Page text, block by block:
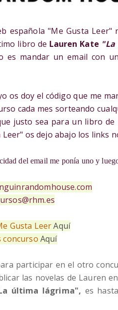
española "Me Gusta Leer"
libro de Lauren Kate
es mandar un email con
os doy el código que me
cada mes sorteando
justo sea para un libro de
os dejo abajo los links
del email me ponía uno y
Gusta LeerAquí
concurso Aquí
participar en el otro
las novelas de Lauren
última lágrima", es